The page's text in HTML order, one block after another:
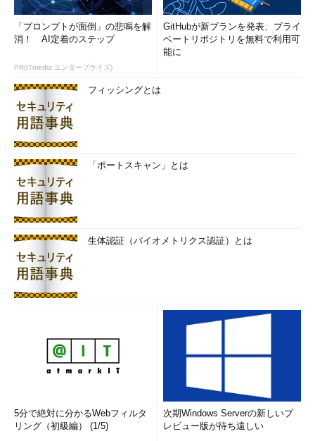
「プロンプトが面倒」の悲鳴を解
消！ AI定着のステップ
PR(ITmedia エンタープライズ)
GitHubが新プランを発表、プライ
ベートリポジトリを無料で利用可
能に
フィッシングとは
「ポートスキャン」とは
生体認証（バイオメトリクス認証）とは
5分で絶対に分かるWebフィルタ
リング（初級編） (1/5)
次期Windows Serverの新しいプ
レビュー版が待ち遠しい